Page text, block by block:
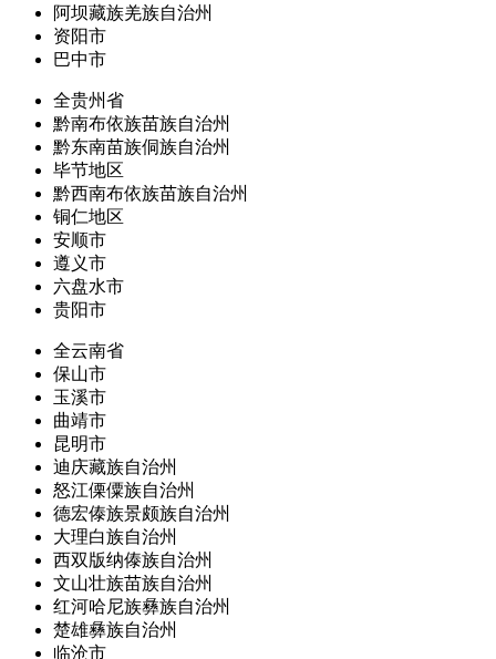
阿坝藏族羌族自治州
资阳市
巴中市
全贵州省
黔南布依族苗族自治州
黔东南苗族侗族自治州
毕节地区
黔西南布依族苗族自治州
铜仁地区
安顺市
遵义市
六盘水市
贵阳市
全云南省
保山市
玉溪市
曲靖市
昆明市
迪庆藏族自治州
怒江傈僳族自治州
德宏傣族景颇族自治州
大理白族自治州
西双版纳傣族自治州
文山壮族苗族自治州
红河哈尼族彝族自治州
楚雄彝族自治州
临沧市